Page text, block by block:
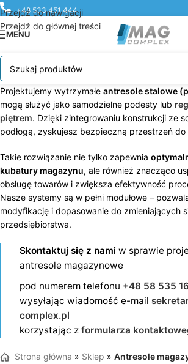
Przejdź do nawigacji
Przejdź do głównej treści
+48 533 451 444
MENU
Projektujemy wytrzymałe antresole stalowe
mogą służyć jako samodzielne podesty lub
piętrem. Dzięki zintegrowaniu konstrukcji ze
podłogą, zyskujesz bezpieczną przestrzeń
Takie rozwiązanie nie tylko zapewnia
kubatury magazynu, ale również znacząco
obsługę towarów i zwiększa efektywność
Nasze systemy są w pełni modułowe –
modyfikację i dopasowanie do zmieniających
przedsiębiorstwa.
Skontaktuj się z nami w sprawie
antresole magazynowe
pod numerem telefonu +48 58 535
wysyłając wiadomość e-mail
complex.pl
korzystając z formularza
Strona główna » Sklep » Antresole